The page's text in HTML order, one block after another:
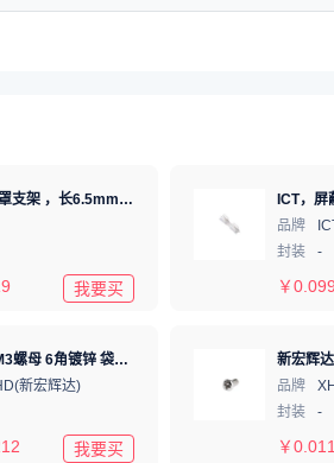
ICT，屏蔽罩支架 ，长6.5mm*高1.22mm，ICSRC6508-030SFR
我要买
品牌
封装
-
￥
新宏辉达 M3螺母 6角镀锌 袋装 hexagon nut M3
新宏辉达)
我要买
品牌
封装
-
￥